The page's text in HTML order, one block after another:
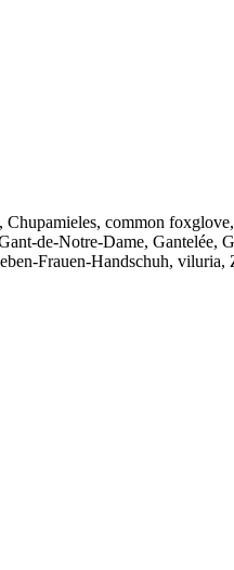
common
de-Notre-Dame, Gantelée,
Frauen-Handschuh,